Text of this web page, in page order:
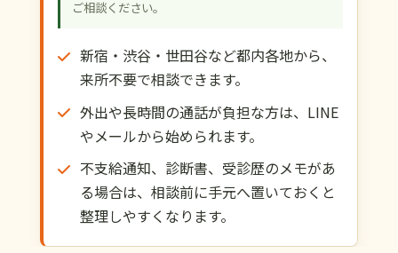
ご相談ください。
新宿・渋谷・世田谷など都内各地から、
来所不要で相談できます。
外出や長時間の通話が負担な方は、LINE
やメールから始められます。
不支給通知、診断書、受診歴のメモがあ
る場合は、相談前に手元へ置いておくと
整理しやすくなります。